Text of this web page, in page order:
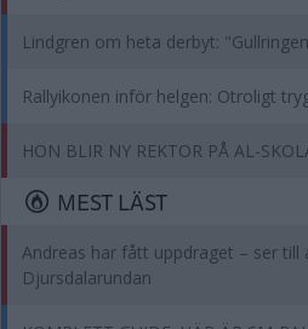
Lindgren om heta derbyt:
Rallyikonen inför helgen: Otroligt
HON BLIR NY REKTOR PÅ AL-
MEST LÄST
Andreas har fått uppdraget – ser till
Djursdalarundan